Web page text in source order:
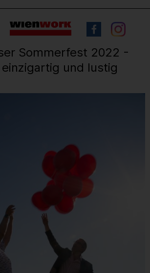
Sommerfest 2022 -
und lustig